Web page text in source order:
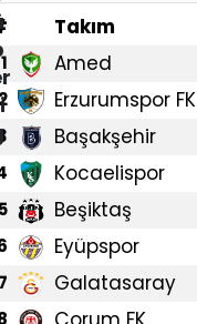
Takım
1 Amed
Erzurumspor FK
Başakşehir
Kocaelispor
Beşiktaş
Eyüpspor
Galatasaray